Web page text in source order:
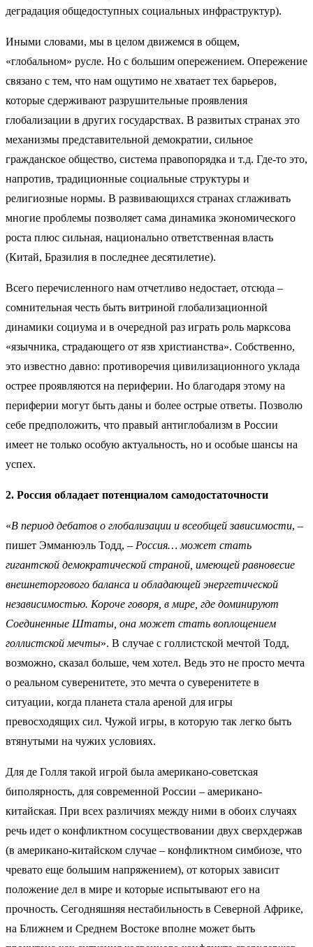
деградация общедоступных социальных инфраструктур).
Иными словами, мы в целом движемся в общем,
«глобальном» русле. Но с большим опережением. Опережение
связано с тем, что нам ощутимо не хватает тех барьеров,
которые сдерживают разрушительные проявления
глобализации в других государствах. В развитых странах это
механизмы представительной демократии, сильное
гражданское общество, система правопорядка и т.д. Где-то это,
напротив, традиционные социальные структуры и
религиозные нормы. В развивающихся странах сглаживать
многие проблемы позволяет сама динамика экономического
роста плюс сильная, национально ответственная власть
(Китай, Бразилия в последнее десятилетие).
Всего перечисленного нам отчетливо недостает, отсюда –
сомнительная честь быть витриной глобализационной
динамики социума и в очередной раз играть роль марксова
«язычника, страдающего от язв христианства». Собственно,
это известно давно: противоречия цивилизационного уклада
острее проявляются на периферии. Но благодаря этому на
периферии могут быть даны и более острые ответы. Позволю
себе предположить, что правый антиглобализм в России
имеет не только особую актуальность, но и особые шансы на
успех.
2. Россия обладает потенциалом самодостаточности
«В период дебатов о глобализации и всеобщей зависимости, –
пишет Эмманюэль Тодд, – Россия… может стать
гигантской демократической страной, имеющей равновесие
внешнеторгового баланса и обладающей энергетической
независимостью. Короче говоря, в мире, где доминируют
Соединенные Штаты, она может стать воплощением
голлистской мечты». В случае с голлистской мечтой Тодд,
возможно, сказал больше, чем хотел. Ведь это не просто мечта
о реальном суверенитете, это мечта о суверенитете в
ситуации, когда планета стала ареной для игры
превосходящих сил. Чужой игры, в которую так легко быть
втянутыми на чужих условиях.
Для де Голля такой игрой была американо-советская
биполярность, для современной России – американо-
китайская. При всех различиях между ними в обоих случаях
речь идет о конфликтном сосуществовании двух сверхдержав
(в американо-китайском случае – конфликтном симбиозе, что
чревато еще большим напряжением), от которых зависит
положение дел в мире и которые испытывают его на
прочность. Сегодняшняя нестабильность в Северной Африке,
на Ближнем и Среднем Востоке вполне может быть